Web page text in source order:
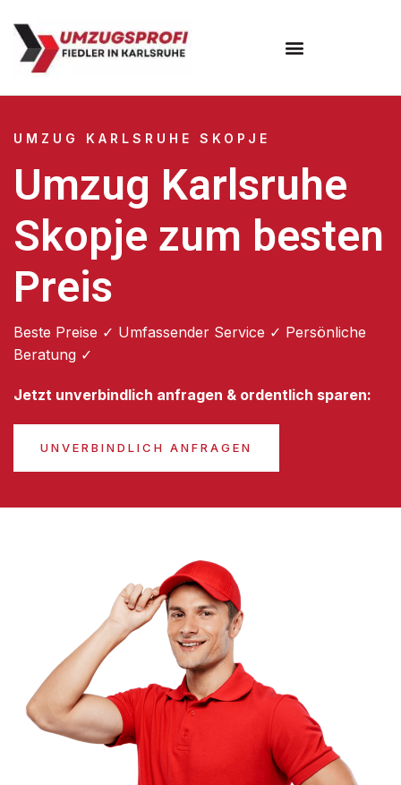
UMZUG KARLSRUHE SKOPJE
Umzug Karlsruhe
Skopje zum besten
Preis
Beste Preise ✓ Umfassender Service ✓ Persönliche
Beratung ✓
Jetzt unverbindlich anfragen & ordentlich sparen:
UNVERBINDLICH ANFRAGEN